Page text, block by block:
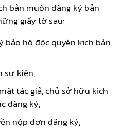
bản muốn đăng ký bản
giấy tờ sau:
bảo hộ độc quyền kịch bản
sự kiện;
tác giả, chủ sở hữu kịch
đăng ký;
nộp đơn đăng ký;